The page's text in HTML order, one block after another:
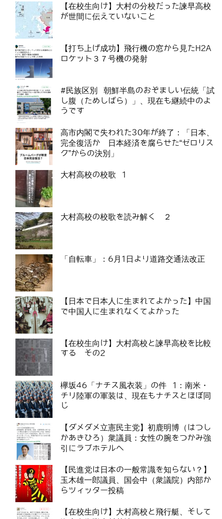
【在校生向け】大村の分校だった諫早高校
が世間に伝えていないこと
【打ち上げ成功】飛行機の窓から見たH2A
ロケット３７号機の発射
#民族区別 朝鮮半島のおぞましい伝統「試
し腹（ためしばら）」、現在も継続中のよ
うです
高市内閣で失われた30年が終了：「日本、
完全復活か 日本経済を腐らせた“ゼロリス
ク”からの決別」
大村高校の校歌 1
大村高校の校歌を読み解く ２
「自転車」：6月1日より道路交通法改正
【日本で日本人に生まれてよかった】中国
で中国人に生まれなくてよかった
【在校生向け】大村高校と諫早高校を比較
する その2
欅坂46「ナチス風衣装」の件 1：南米・
チリ陸軍の軍装は、現在もナチスとほぼ同
じ
【ダメダメ立憲民主党】初鹿明博（はつし
かあきひろ）衆議員：女性の腕をつかみ強
引にラブホテルへ
【民進党は日本の一般常識を知らない？】
玉木雄一郎議員、国会中（衆議院）内部か
らツィッター投稿
【在校生向け】大村高校と飛行艇、そして